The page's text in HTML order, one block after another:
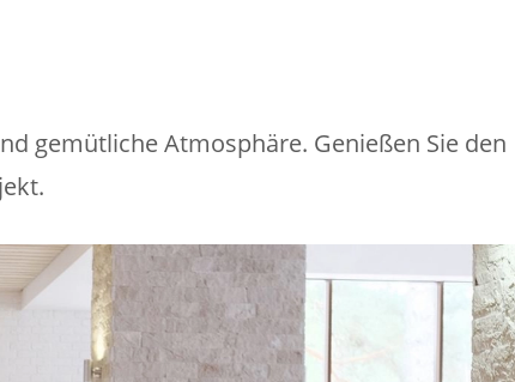
gemütliche Atmosphäre. Genießen Sie den